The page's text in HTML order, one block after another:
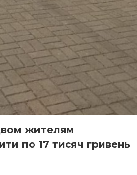
жителям
по 17 тисяч гривень